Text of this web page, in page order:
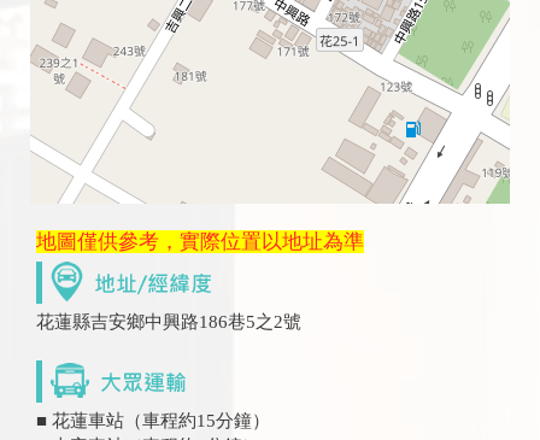
地圖僅供參考，實際位置以地址為準
花蓮縣吉安鄉中興路186巷5之2號
■ 花蓮車站（車程約15分鐘）